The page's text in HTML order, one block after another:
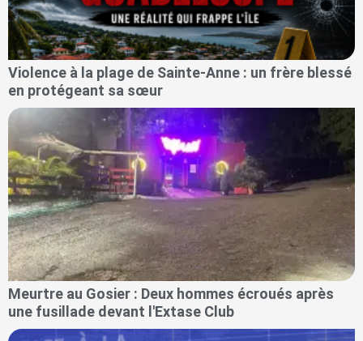
Violence à la plage de Sainte-Anne : un frère blessé
en protégeant sa sœur
Meurtre au Gosier : Deux hommes écroués après
une fusillade devant l'Extase Club